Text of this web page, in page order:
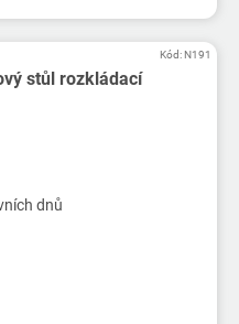
stůl rozkládací
dnů
Kód:N191